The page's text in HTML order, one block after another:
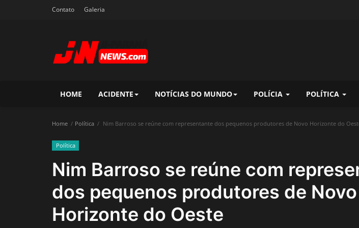
Contato Galeria
HOME ACIDENTE NOTÍCIAS DO MUNDO POLÍCIA POLÍTICA
Home Política Nim Barroso se reúne com representante dos pequenos produtores de Novo Horizonte do
Política
Nim Barroso se reúne com
dos pequenos produtores de Novo
Horizonte do Oeste